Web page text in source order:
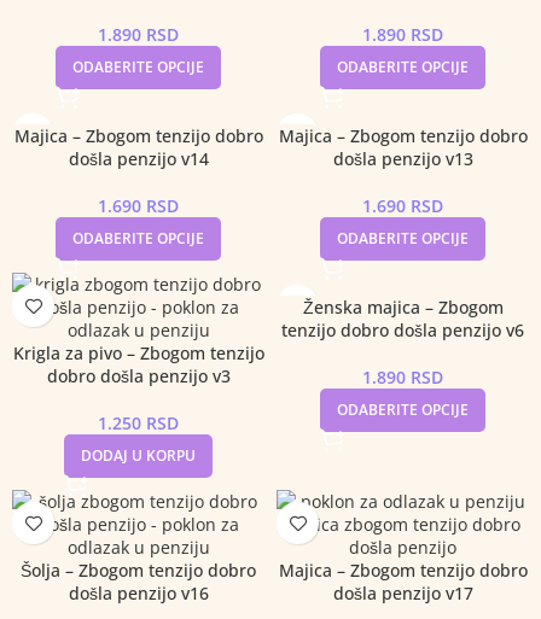
1.890 RSD
ODABERITE OPCIJE
1.890 RSD
ODABERITE OPCIJE
Majica – Zbogom tenzijo dobro
došla penzijo v14
1.690 RSD
ODABERITE OPCIJE
Majica – Zbogom tenzijo dobro
došla penzijo v13
1.690 RSD
ODABERITE OPCIJE
Krigla za pivo – Zbogom tenzijo
dobro došla penzijo v3
1.250 RSD
DODAJ U KORPU
Ženska majica – Zbogom
tenzijo dobro došla penzijo v6
1.890 RSD
ODABERITE OPCIJE
Šolja – Zbogom tenzijo dobro
došla penzijo v16
Majica – Zbogom tenzijo dobro
došla penzijo v17